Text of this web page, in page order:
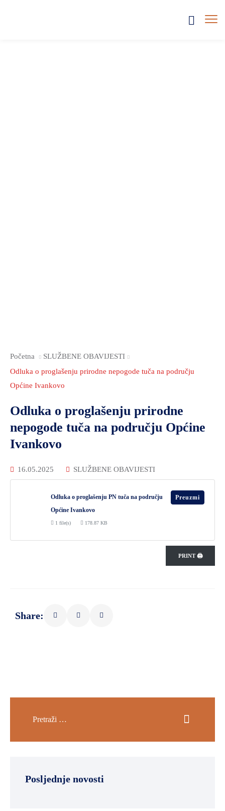
Početna
SLUŽBENE OBAVIJESTI
Odluka o proglašenju prirodne nepogode tuča na području
Općine Ivankovo
Odluka o proglašenju prirodne
nepogode tuča na području Općine
Ivankovo
16.05.2025 SLUŽBENE OBAVIJESTI
Odluka o proglašenju PN tuča na području
Općine Ivankovo
1 file(s) 178.87 KB
Preuzmi
PRINT 🖨
Share:
Posljednje novosti